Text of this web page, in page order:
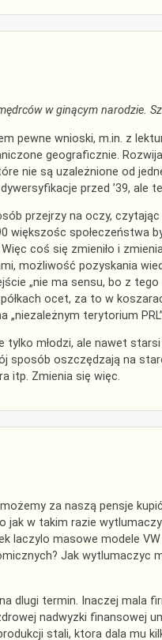
w ginącym narodzie.
pewne wnioski, m.in. z
geograficznie.
nie są uzależnione od
przed ’39, ale
przejrzy na oczy,
większośc społeczeństwa
coś się zmieniło i
możliwość pozyskania
„nie ma sensu, bo z tego
ocet, za to w
„niezależnym terytorium
tylko młodzi, ale nawet
sposób oszczędzają na
itp. Zmienia się więc.
za naszą pensje
jak w takim razie
laczylo masowe modele
Jak wytlumaczyc
dlugi termin. Inaczej mala
nadwyzki finansowej
stali, ktora dala mu